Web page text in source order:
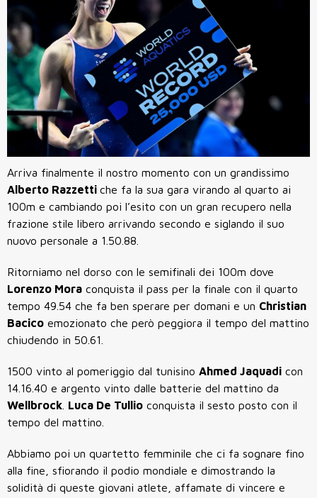
Arriva finalmente il nostro momento con un grandissimo
Alberto Razzetti che fa la sua gara virando al quarto ai
100m e cambiando poi l’esito con un gran recupero nella
frazione stile libero arrivando secondo e siglando il suo
nuovo personale a 1.50.88.
Ritorniamo nel dorso con le semifinali dei 100m dove
Lorenzo Mora conquista il pass per la finale con il quarto
tempo 49.54 che fa ben sperare per domani e un Christian
Bacico emozionato che però peggiora il tempo del mattino
chiudendo in 50.61.
1500 vinto al pomeriggio dal tunisino Ahmed Jaquadi con
14.16.40 e argento vinto dalle batterie del mattino da
Wellbrock Luca De Tullio conquista il sesto posto con il
tempo del mattino.
Abbiamo poi un quartetto femminile che ci fa sognare fino
alla fine, sfiorando il podio mondiale e dimostrando la
solidità di queste giovani atlete, affamate di vincere e